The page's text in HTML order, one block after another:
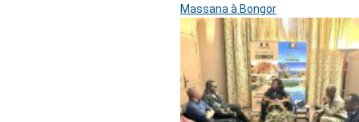
Massana à Bongor